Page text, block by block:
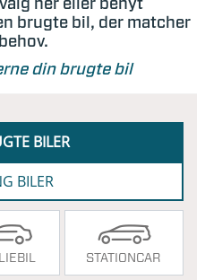
her eller benyt
brugte bil, der matcher
din brugte bil
BILER
BILER
STATIONCAR